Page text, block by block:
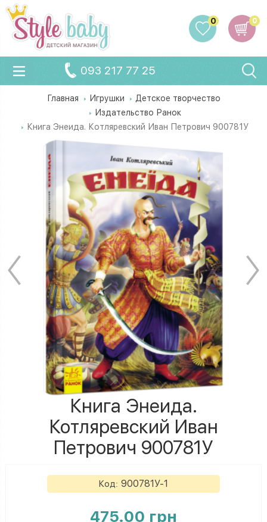
0
0
093 217 77 25
Главная Игрушки
Детское творчество
Издательство Ранок
Книга Энеида. Котляревский Иван Петрович 900781У
Книга Энеида.
Котляревский Иван
Петрович 900781У
Код: 900781У-1
475.00 грн